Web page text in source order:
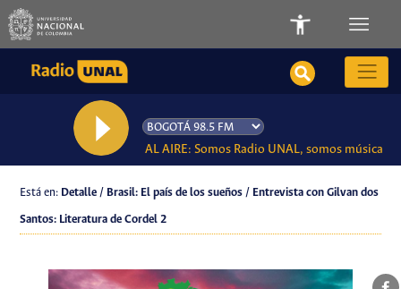
AL AIRE: Somos Radio UNAL, somos música
Está en: Detalle / Brasil: El país de los sueños / Entrevista con Gilvan dos
Santos: Literatura de Cordel 2